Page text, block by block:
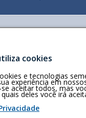
de
cookies
e tecnologias
experiência em
aceitar todos, mas
deles você irá